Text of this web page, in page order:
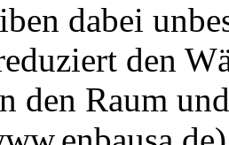
dabei
den
den Raum